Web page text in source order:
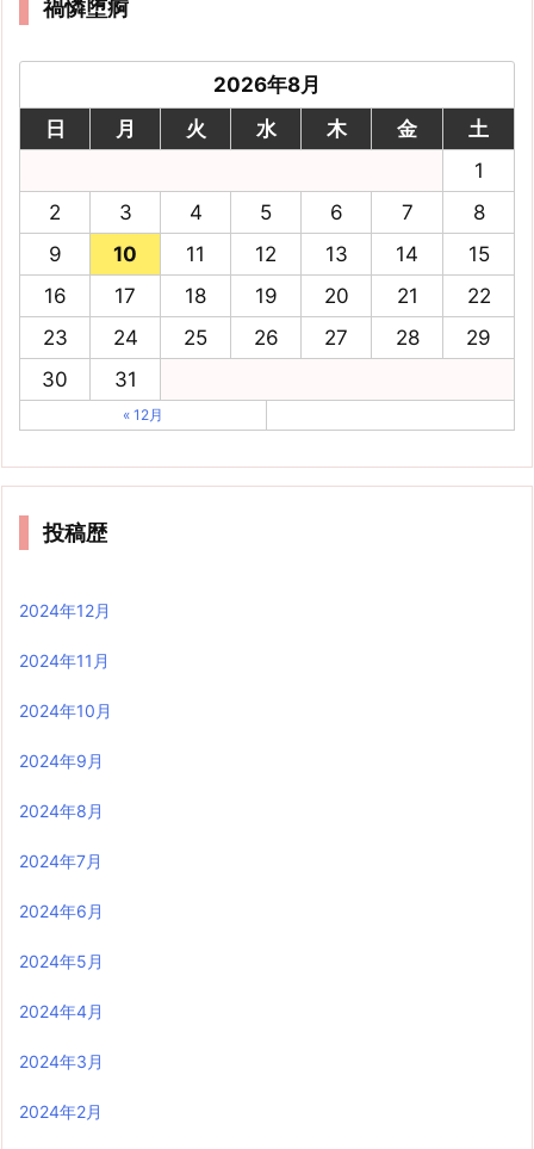
禍憐堕痾
2026年8月
日
月 火 水 木 金
土
1
2
3 4 5 6 7
8
9
10 11 12 13 14
15
16
17 18 19 20 21
22
23
24 25 26 27 28
29
30
31
« 12月
投稿歴
2024年12月
2024年11月
2024年10月
2024年9月
2024年8月
2024年7月
2024年6月
2024年5月
2024年4月
2024年3月
2024年2月